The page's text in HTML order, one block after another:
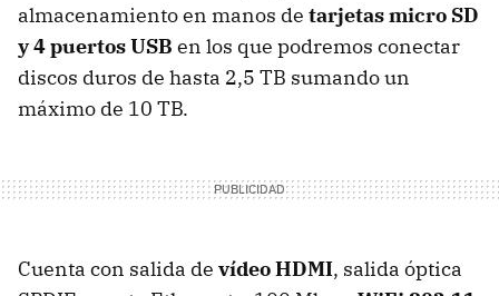
almacenamiento en manos de tarjetas micro SD
y 4 puertos USB en los que podremos conectar
discos duros de hasta 2,5 TB sumando un
máximo de 10 TB.
Cuenta con salida de vídeo HDMI, salida óptica